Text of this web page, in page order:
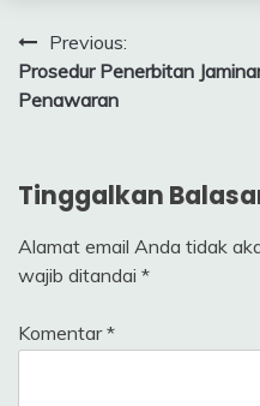
Navigasi
pos
Previous:
Prosedur Penerbitan
Penawaran
Tinggalkan
Alamat email Anda tidak
wajib ditandai *
Komentar*